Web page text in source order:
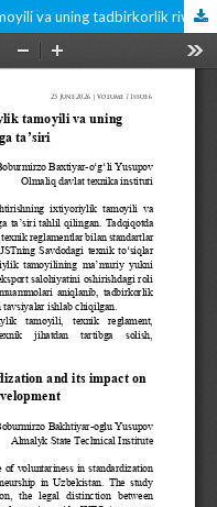
Standartlashtirishning ixtiyoriylik tamoyili va uning tadbirkorlik rivojiga ta’siri